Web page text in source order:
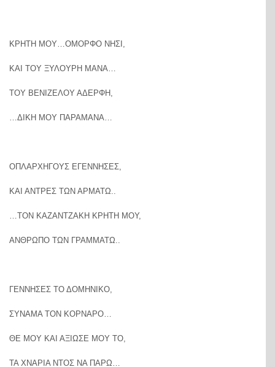
ΚΡΗΤΗ ΜΟΥ…ΟΜΟΡΦΟ ΝΗΣΙ,
ΚΑΙ ΤΟΥ ΞΥΛΟΥΡΗ ΜΑΝΑ…
ΤΟΥ ΒΕΝΙΖΕΛΟΥ ΑΔΕΡΦΗ,
…ΔΙΚΗ ΜΟΥ ΠΑΡΑΜΑΝΑ…
ΟΠΛΑΡΧΗΓΟΥΣ ΕΓΕΝΝΗΣΕΣ,
ΚΑΙ ΑΝΤΡΕΣ ΤΩΝ ΑΡΜΑΤΩ..
…ΤΟΝ ΚΑΖΑΝΤΖΑΚΗ ΚΡΗΤΗ ΜΟΥ,
ΑΝΘΡΩΠΟ ΤΩΝ ΓΡΑΜΜΑΤΩ..
ΓΕΝΝΗΣΕΣ ΤΟ ΔΟΜΗΝΙΚΟ,
ΣΥΝΑΜΑ ΤΟΝ ΚΟΡΝΑΡΟ…
ΘΕ ΜΟΥ ΚΑΙ ΑΞΙΩΣΕ ΜΟΥ ΤΟ,
ΤΑ ΧΝΑΡΙΑ ΝΤΟΣ ΝΑ ΠΑΡΩ…